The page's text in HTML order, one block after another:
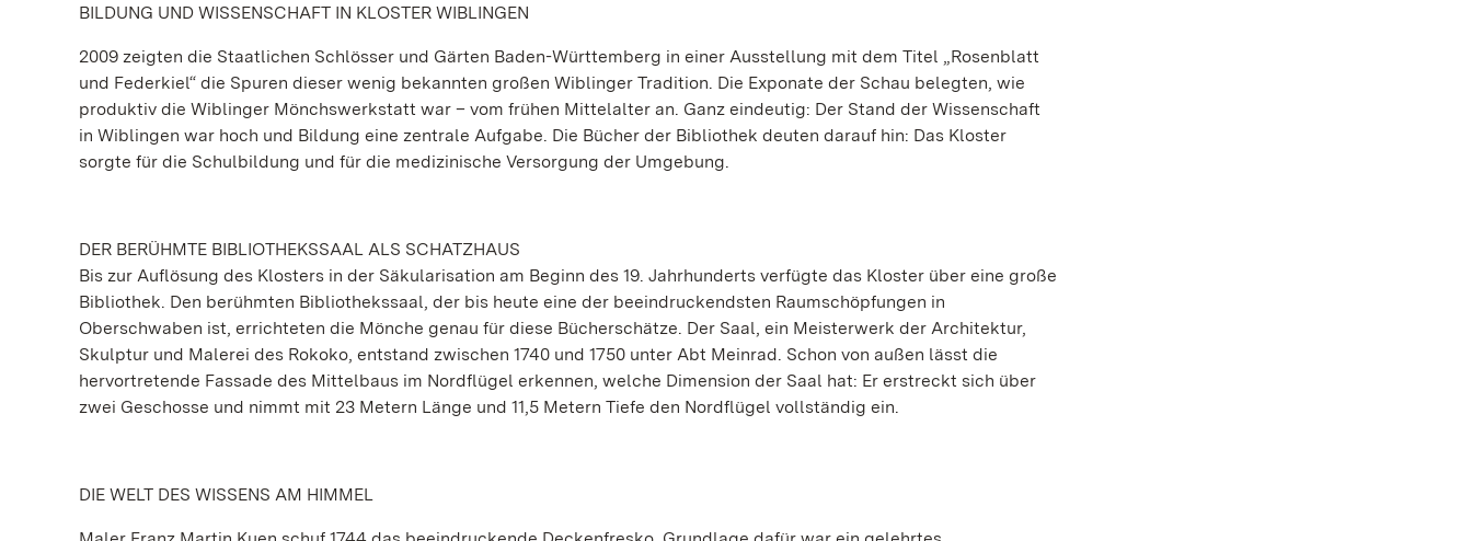
BILDUNG UND WISSENSCHAFT IN KLOSTER WIBLINGEN
2009 zeigten die Staatlichen Schlösser und Gärten Baden-Württemberg in einer Ausstellung mit dem Titel „Rosenblatt
und Federkiel“ die Spuren dieser wenig bekannten großen Wiblinger Tradition. Die Exponate der Schau belegten, wie
produktiv die Wiblinger Mönchswerkstatt war – vom frühen Mittelalter an. Ganz eindeutig: Der Stand der Wissenschaft
in Wiblingen war hoch und Bildung eine zentrale Aufgabe. Die Bücher der Bibliothek deuten darauf hin: Das Kloster
sorgte für die Schulbildung und für die medizinische Versorgung der Umgebung.
DER BERÜHMTE BIBLIOTHEKSSAAL ALS SCHATZHAUS
Bis zur Auflösung des Klosters in der Säkularisation am Beginn des 19. Jahrhunderts verfügte das Kloster über eine große
Bibliothek. Den berühmten Bibliothekssaal, der bis heute eine der beeindruckendsten Raumschöpfungen in
Oberschwaben ist, errichteten die Mönche genau für diese Bücherschätze. Der Saal, ein Meisterwerk der Architektur,
Skulptur und Malerei des Rokoko, entstand zwischen 1740 und 1750 unter Abt Meinrad. Schon von außen lässt die
hervortretende Fassade des Mittelbaus im Nordflügel erkennen, welche Dimension der Saal hat: Er erstreckt sich über
zwei Geschosse und nimmt mit 23 Metern Länge und 11,5 Metern Tiefe den Nordflügel vollständig ein.
DIE WELT DES WISSENS AM HIMMEL